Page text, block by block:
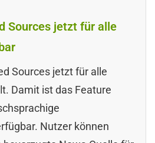
Sources jetzt für alle
Sources jetzt für alle
Damit ist das Feature
Nutzer können